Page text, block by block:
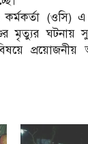
কর্মকর্তা
মৃত্যুর ঘটনায়
প্রয়োজনীয়